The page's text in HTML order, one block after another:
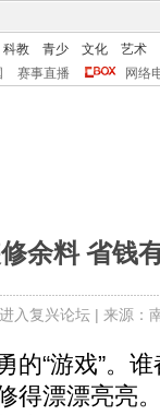
科教 青少 文化
艺术
赛事直播 网络
余料 省钱
进入复兴论坛| 来源：
“游戏”。谁
得漂漂亮亮